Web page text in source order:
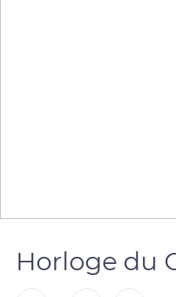
Horloge du